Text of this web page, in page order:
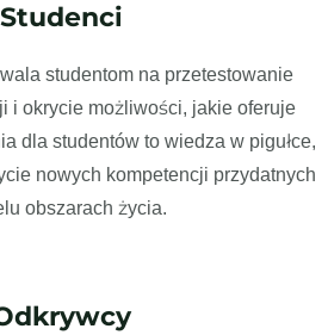
Studenci
studentom na przetestowanie
i okrycie możliwości, jakie oferuje
dla studentów to wiedza w pigułce,
nowych kompetencji przydatnych
obszarach życia.